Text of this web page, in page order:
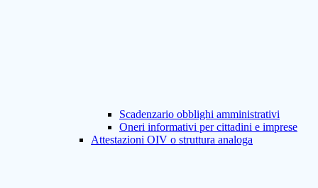
Scadenzario obblighi amministrativi
Oneri informativi per cittadini e imprese
Attestazioni OIV o struttura analoga